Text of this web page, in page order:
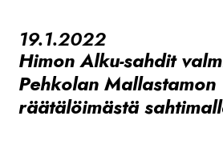
19.1.2022
Himon Alku-sahdit
Pehkolan Mallastamon
räätälöimästä